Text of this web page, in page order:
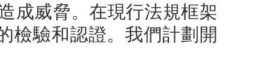
成威脅。在現行法規框架
檢驗和認證。我們計劃開